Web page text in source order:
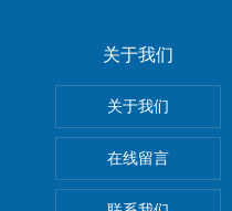
关于我们
关于我们
在线留言